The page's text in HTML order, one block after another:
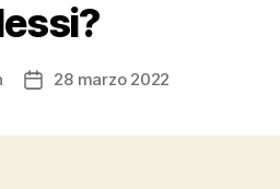
Fecha28 marzo 2022